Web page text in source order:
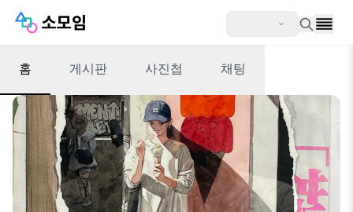
홈 게시판 사진첩 채팅